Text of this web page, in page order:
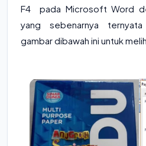
F4 pada Microsoft Word
yang sebenarnya
gambar dibawah ini untuk